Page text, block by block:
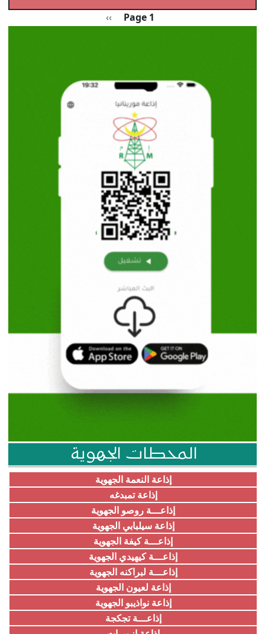
Page 1 الصفحة التالية
››
المحطات الجهوية
إذاعة النعمة الجهوية
إذاعة تمبدغه
إذاعـــة روصو الجهوية
إذاعة سيلبابي الجهوية
إذاعـــة كيفة الجهوية
إذاعـــة كيهيدي الجهوية
إذاعـــة لبراكنه الجهوية
إذاعة لعيون الجهوية
إذاعة نواذيبو الجهوية
إذاعـــة تجكجة